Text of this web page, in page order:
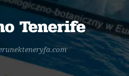
Tenerife